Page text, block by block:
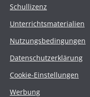
Schullizenz
Unterrichtsmaterialien
Nutzungsbedingungen
Datenschutzerklärung
Cookie-Einstellungen
Werbung